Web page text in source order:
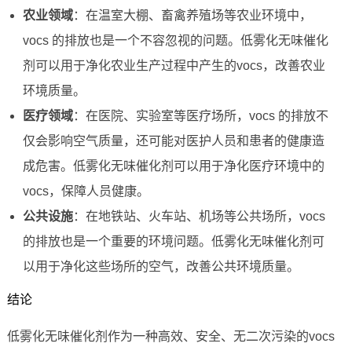
农业领域：在温室大棚、畜禽养殖场等农业环境中，
vocs 的排放也是一个不容忽视的问题。低雾化无味催化
剂可以用于净化农业生产过程中产生的vocs，改善农业
环境质量。
医疗领域：在医院、实验室等医疗场所，vocs 的排放不
仅会影响空气质量，还可能对医护人员和患者的健康造
成危害。低雾化无味催化剂可以用于净化医疗环境中的
vocs，保障人员健康。
公共设施：在地铁站、火车站、机场等公共场所，vocs
的排放也是一个重要的环境问题。低雾化无味催化剂可
以用于净化这些场所的空气，改善公共环境质量。
结论
低雾化无味催化剂作为一种高效、安全、无二次污染的vocs